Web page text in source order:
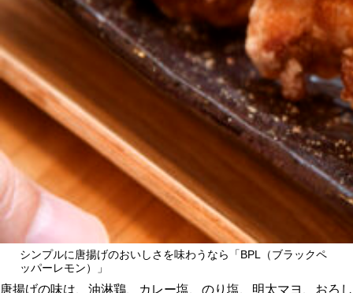
おすすめの本
紹介します。
おすすめのイベント
シンプルに唐揚げのおいしさを味わうなら「BPL（ブラックペ
ッパーレモン）」
唐揚げの味は、油淋鶏、カレー塩、のり塩、明太マヨ、おろし